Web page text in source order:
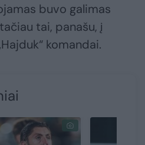
buvo galimas
tai, panašu, į
komandai.